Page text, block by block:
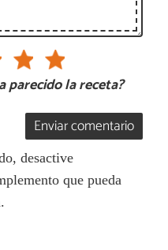
parecido la receta?
Enviar comentario
desactive
que pueda